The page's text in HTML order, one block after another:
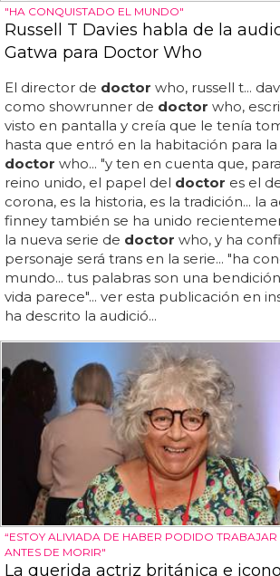
"HA CONQUISTADO EL MUNDO"
Russell T Davies habla de la
Gatwa para Doctor Who
El director de doctor who, russell t...
como showrunner de doctor who,
visto en pantalla y creía que le tenía
hasta que entró en la habitación para
doctor who... "y ten en cuenta que,
reino unido, el papel del doctor es el
corona, es la historia, es la tradición... la
finney también se ha unido
la nueva serie de doctor who, y ha
personaje será trans en la serie... "ha
mundo... tus palabras son una
vida parece"... ver esta publicación en
ha descrito la audició...
“ESTOY ALIVIADA DE HABER PODIDO
ANTES DE MORIR"
La querida actriz británica e